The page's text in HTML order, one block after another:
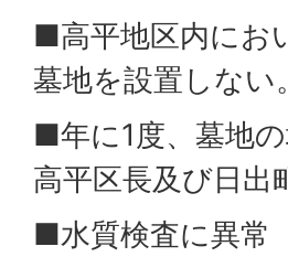
■高平地区内にお
墓地を設置しない。
■年に1度、墓地
高平区長及び日出
■水質検査に異常